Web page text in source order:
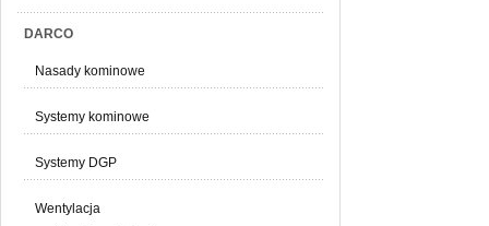
DARCO
Nasady kominowe
Systemy kominowe
Systemy DGP
Wentylacja